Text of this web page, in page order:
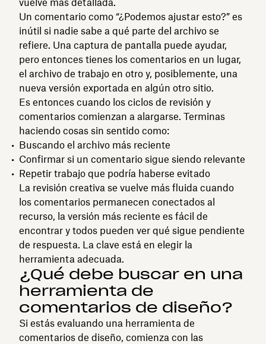
Un comentario como “¿Podemos ajustar esto?” es
inútil si nadie sabe a qué parte del archivo se
refiere. Una captura de pantalla puede ayudar,
pero entonces tienes los comentarios en un lugar,
el archivo de trabajo en otro y, posiblemente, una
nueva versión exportada en algún otro sitio.
Es entonces cuando los ciclos de revisión y
comentarios comienzan a alargarse. Terminas
haciendo cosas sin sentido como:
Buscando el archivo más reciente
Confirmar si un comentario sigue siendo relevante
Repetir trabajo que podría haberse evitado
La revisión creativa se vuelve más fluida cuando
los comentarios permanecen conectados al
recurso, la versión más reciente es fácil de
encontrar y todos pueden ver qué sigue pendiente
de respuesta. La clave está en elegir la
herramienta adecuada.
¿Qué debe buscar en una
herramienta de
comentarios de diseño?
Si estás evaluando una herramienta de
comentarios de diseño, comienza con las